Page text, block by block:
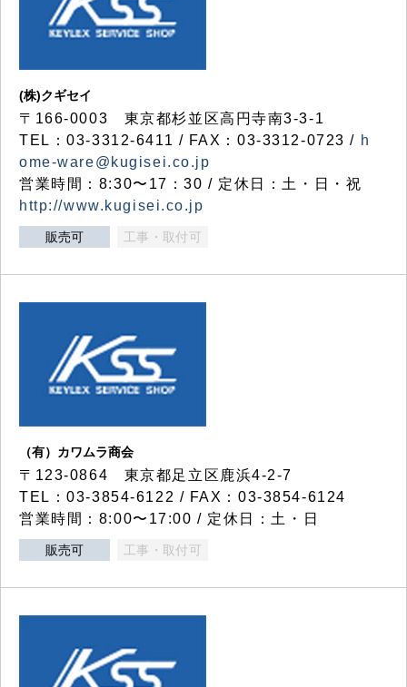
(株)クギセイ
〒166-0003 東京都杉並区高円寺南3-3-1
TEL：03-3312-6411 / FAX：03-3312-0723 / h
ome-ware@kugisei.co.jp
営業時間：8:30〜17：30 / 定休日：土・日・祝
http://www.kugisei.co.jp
販売可 工事・取付可
（有）カワムラ商会
〒123-0864 東京都足立区鹿浜4-2-7
TEL：03-3854-6122 / FAX：03-3854-6124
営業時間：8:00〜17:00 / 定休日：土・日
販売可 工事・取付可